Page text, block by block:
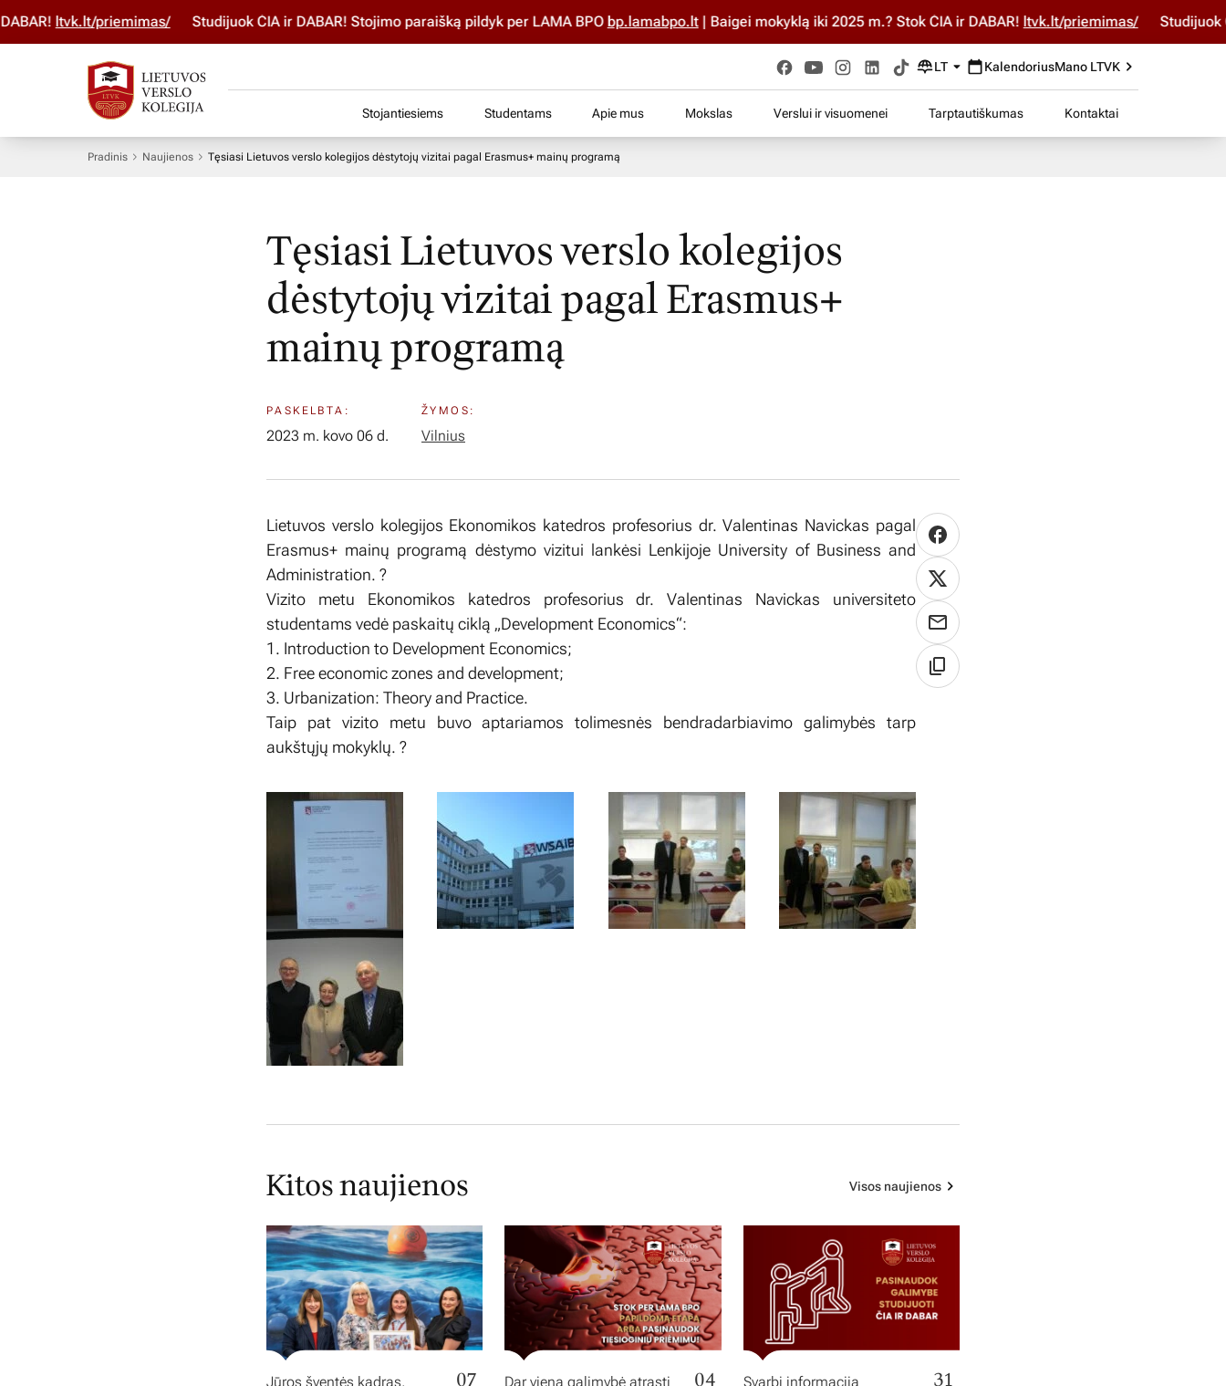
ltvk.lt/priemimas/ Studijuok ČIA ir DABAR! Stojimo paraišką pildyk per LAMA BPO bp.lamabpo.lt| Baigei mokyklą iki 2025 m.? Stok ČIA ir DABAR!ltvk.lt/priemimas/ Studijuok ČIA
LT KalendoriusMano LTVK
Stojantiesiems Studentams Apie mus Mokslas Verslui ir visuomenei Tarptautiškumas Kontaktai
Pradinis Naujienos Tęsiasi Lietuvos verslo kolegijos dėstytojų vizitai pagal Erasmus+ mainų programą
Tęsiasi Lietuvos verslo kolegijos
dėstytojų vizitai pagal Erasmus+
mainų programą
PASKELBTA:
2023 m. kovo 06 d.
ŽYMOS:
Vilnius
Lietuvos verslo kolegijos Ekonomikos katedros profesorius dr. Valentinas Navickas pagal
Erasmus+ mainų programą dėstymo vizitui lankėsi Lenkijoje University of Business and
Administration. ?
Vizito metu Ekonomikos katedros profesorius dr. Valentinas Navickas universiteto
studentams vedė paskaitų ciklą „Development Economics“:
1. Introduction to Development Economics;
2. Free economic zones and development;
3. Urbanization: Theory and Practice.
Taip pat vizito metu buvo aptariamos tolimesnės bendradarbiavimo galimybės tarp
aukštųjų mokyklų. ?
Kitos naujienos Visos naujienos
Jūros šventės kadras,
Dar viena galimybė atrasti
Svarbi informacija